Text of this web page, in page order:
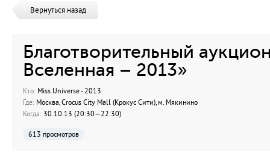
Вернуться назад
Благотворительный
Вселенная – 2013»
Кто: Miss Universe - 2013
Где: Москва, Crocus City Mall (Крокус Сити), м. Мякинино
Когда: 30.10.13 (20:30—22:30)
613 просмотров